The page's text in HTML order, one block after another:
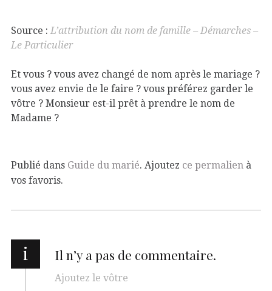
Source : L’attribution du nom de famille – Démarches –
Le Particulier
Et vous ? vous avez changé de nom après le mariage ?
vous avez envie de le faire ? vous préférez garder le
vôtre ? Monsieur est-il prêt à prendre le nom de
Madame ?
Publié dans Guide du marié. Ajoutez ce permalien à
vos favoris.
i Il n’y a pas de commentaire.
Ajoutez le vôtre